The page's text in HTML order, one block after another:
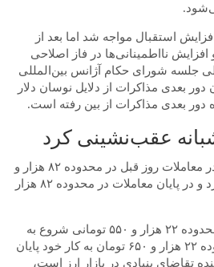
استقبال مواجه شد اما بعد از
نااطمینانی‌ها در فاز اصلاحی
جلسه شورای حکام آژانس بین‌المللی
بعدی مذاکرات از دلایل نوسان دلار
دور بعدی مذاکرات از بین رفته است.
عقب‌نشینی کرد
از سوی، قیمت دلار تهران در معاملات روز قبل در محدوده ۸۲ هزار و
۳۵۰ تومانی شروع به کار کرد و در پایان معاملات در محدوده ۸۲ هزار
درهم امارات هم دیروز در محدوده ۲۲ هزار و ۵۵۰ تومانی شروع به
کار کرد و در نهایت در محدوده ۲۲ هزار و ۶۵۰ تومان به کار خود پایان
تقاضای بنیادی در بازار ارز است،